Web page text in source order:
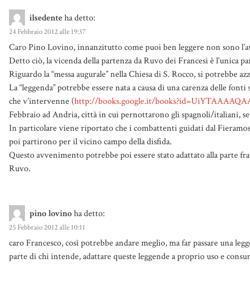
ilsedenteha detto:
24 Febbraio 2012 alle 19:37
Caro Pino Lovino, innanzitutto come puoi ben leggere non sono
Detto ciò, la vicenda della partenza da Ruvo dei Francesi è l’unica
Riguardo la “messa augurale” nella Chiesa di S. Rocco, si potrebbe
La “leggenda” potrebbe essere nata a causa di una carenza delle
che v’intervenne (http://books.google.it/
Febbraio ad Andria, città in cui pernottarono gli spagnoli/italiani,
In particolare viene riportato che i combattenti guidati dal
poi partirono per il vicino campo della disfida.
Questo avvenimento potrebbe poi essere stato adattato alla parte
Ruvo.
pino lovinoha detto:
25 Febbraio 2012 alle 10:11
caro Francesco, così potrebbe andare meglio, ma far passare una
parte di chi intende, adattare queste leggende a proprio uso e